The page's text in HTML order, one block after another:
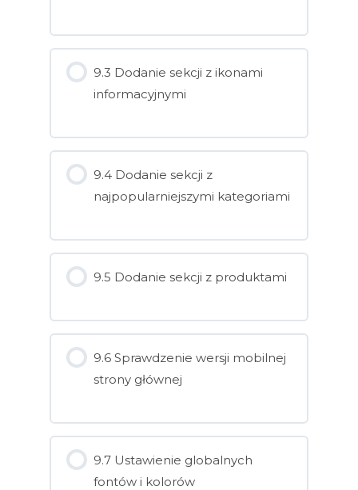
9.3 Dodanie sekcji z ikonami
informacyjnymi
9.4 Dodanie sekcji z
najpopularniejszymi kategoriami
9.5 Dodanie sekcji z produktami
9.6 Sprawdzenie wersji mobilnej
strony głównej
9.7 Ustawienie globalnych
fontów i kolorów